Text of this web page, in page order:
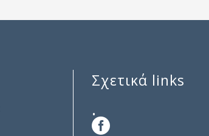
Σχετικά links
.